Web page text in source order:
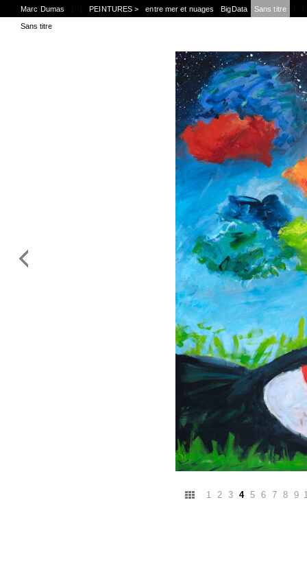
Marc Dumas PEINTURES > entre mer et nuages BigData Sans titre
Sans titre
1 2 3 4 5 6 7 8 9